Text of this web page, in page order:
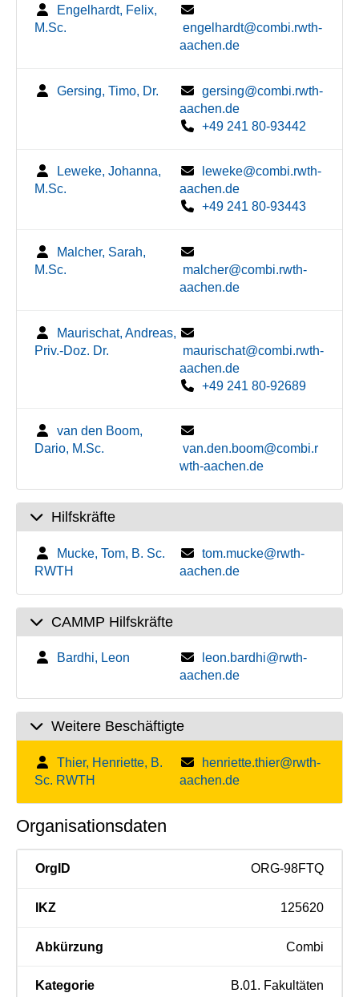
Engelhardt, Felix,
M.Sc.
engelhardt@combi.rwth-
aachen.de
Gersing, Timo, Dr.
gersing@combi.rwth-
aachen.de
+49 241 80-93442
Leweke, Johanna,
M.Sc.
leweke@combi.rwth-
aachen.de
+49 241 80-93443
Malcher, Sarah,
M.Sc.
malcher@combi.rwth-
aachen.de
Maurischat, Andreas,
Priv.-Doz. Dr.
maurischat@combi.rwth-
aachen.de
+49 241 80-92689
van den Boom,
Dario, M.Sc.
van.den.boom@combi.r
wth-aachen.de
Hilfskräfte
Mucke, Tom, B. Sc.
RWTH
tom.mucke@rwth-
aachen.de
CAMMP Hilfskräfte
Bardhi, Leon
leon.bardhi@rwth-
aachen.de
Weitere Beschäftigte
Thier, Henriette, B.
Sc. RWTH
henriette.thier@rwth-
aachen.de
Organisationsdaten
OrgID ORG-98FTQ
IKZ 125620
Abkürzung Combi
Kategorie B.01. Fakultäten